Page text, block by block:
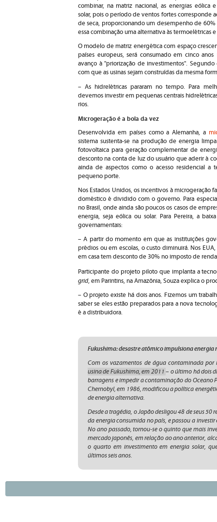
combinar, na matriz nacional, as energias eólica
solar, pois o período de ventos fortes corresponde
de seca, proporcionando um desempenho de
essa combinação uma alternativa às termoelétricas e
O modelo de matriz energética com espaço
países europeus, será consumado em cinco
avanço à "priorização de investimentos".
com que as usinas sejam construídas da mesma
– As hidrelétricas pararam no tempo. Para
devemos investir em pequenas centrais
rios.
Microgeração é a bola da vez
Desenvolvida em países como a Alemanha, a
sistema sustenta-se na produção de energia
fotovoltaica para geração complementar de
desconto na conta de luz do usuário que aderir à
ainda de aspectos como o acesso residencial a
pequeno porte.
Nos Estados Unidos, os incentivos à microgeração
doméstico é dividido com o governo. Para
no Brasil, onde ainda são poucos os casos de
energia, seja eólica ou solar. Para Pereira, a
governamentais:
– A partir do momento em que as instituições
prédios ou em escolas, o custo diminuirá. Nos
em casa tem desconto de 30% no imposto de
Participante do projeto piloto que implanta a
grid, em Parintins, na Amazônia, Souza explica o
– O projeto existe há dois anos. Fizemos um
saber se eles estão preparados para a nova
é a distribuidora.
Fukushima: desastre atômico impulsiona energia
Com os vazamentos de água contaminada
usina de Fukushima, em 2011– o último há dois
barragens e impedir a contaminação do Oceano
Chernobyl, em 1986, modificou a política
de energia alternativa.
Desde a tragédia, o Japão desligou 48 de seus
da energia consumida no país, e passou a
No ano passado, tornou-se o quinto que mais
mercado japonês, em relação ao ano anterior,
o quarto em investimento em energia solar,
últimos seis anos.